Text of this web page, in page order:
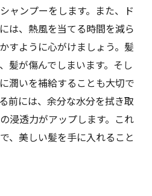
ャンプーをします。また、ド
は、熱風を当てる時間を減ら
すように心がけましょう。髪
髪が傷んでしまいます。そし
潤いを補給することも大切で
前には、余分な水分を拭き取
浸透力がアップします。これ
、美しい髪を手に入れること